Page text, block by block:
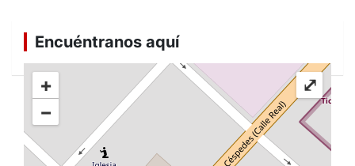
Encuéntranos aquí
+
−
⤢